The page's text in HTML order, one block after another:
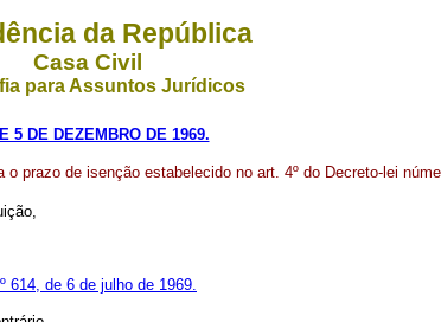
da República
Casa Civil
para Assuntos Jurídicos
5 DE DEZEMBRO DE 1969.
o prazo de isenção estabelecido no art. 4º do Decreto-lei
614, de 6 de julho de 1969.